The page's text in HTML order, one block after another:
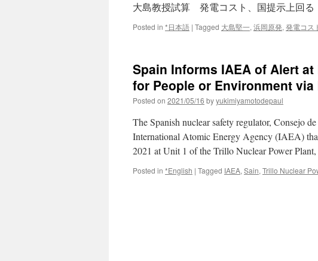
大島教授試算 発電コスト、国提示上回る
Posted in *日本語 | Tagged 大島堅一, 浜岡原発, 発電コス
Spain Informs IAEA of Alert
for People or Environment via
Posted on 2021/05/16 byyukimiyamotodepaul
The Spanish nuclear safety regulator, Consejo
International Atomic Energy Agency (IAEA)
2021 at Unit 1 of the Trillo Nuclear Power
Posted in *English | Tagged IAEA, Sain, Trillo Nuclear